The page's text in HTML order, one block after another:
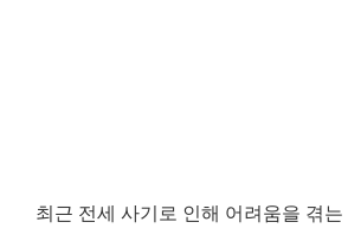
최근 전세 사기로 인해 어려움을 겪